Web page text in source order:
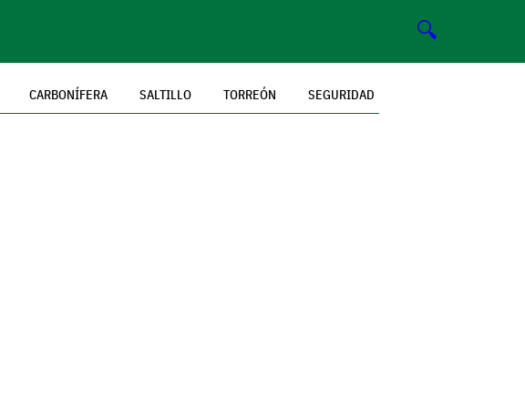
🔍
CARBONÍFERA SALTILLO TORREÓN SEGURIDAD